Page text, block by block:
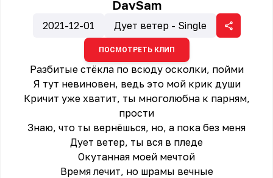
DavSam
2021-12-01 Дует ветер - Single
ПОСМОТРЕТЬ КЛИП
Разбитые стёкла по всюду осколки, пойми
Я тут невиновен, ведь это мой крик души
Кричит уже хватит, ты многолюбна к парням,
прости
Знаю, что ты вернёшься, но, а пока без меня
Дует ветер, ты вся в пледе
Окутанная моей мечтой
Время лечит, но шрамы вечные